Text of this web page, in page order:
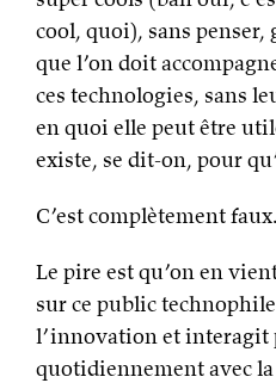
cool, quoi), sans penser,
que l’on doit
ces technologies, sans
en quoi elle peut être
existe, se dit-on, pour
C’est complètement faux.
Le pire est qu’on en
sur ce public
l’innovation et interagit
quotidiennement avec